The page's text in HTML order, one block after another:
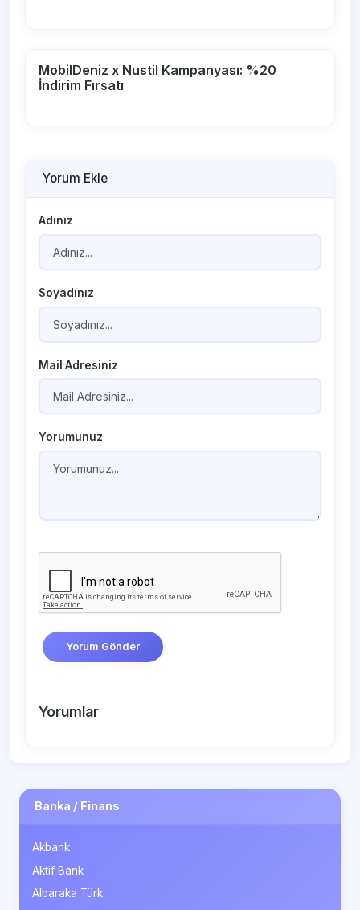
MobilDeniz x Nustil Kampanyası: %20
İndirim Fırsatı
Yorum Ekle
Adınız
Soyadınız
Mail Adresiniz
Yorumunuz
Yorum Gönder
Yorumlar
Banka / Finans
Akbank
Aktif Bank
Albaraka Türk